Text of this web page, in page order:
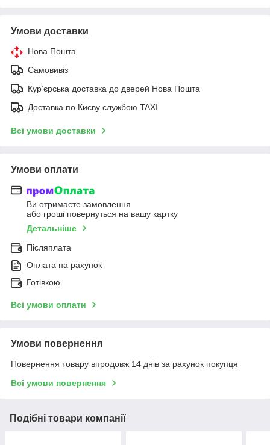
Умови доставки
Нова Пошта
Самовивіз
Курʼєрська доставка до дверей Нова Пошта
Доставка по Києву службою TAXI
Всі умови доставки
Умови оплати
Ви отримаєте замовлення
або гроші повернуться на вашу картку
Детальніше
Післяплата
Оплата на рахунок
Готівкою
Всі умови оплати
Умови повернення
Повернення товару впродовж 14 днів за рахунок покупця
Всі умови повернення
Подібні товари компанії